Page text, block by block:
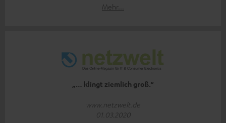
Mehr...
„… klingt ziemlich groß.“
www.netzwelt.de
01.03.2020